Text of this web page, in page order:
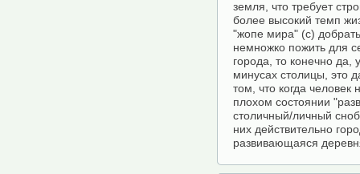
земля, что требует
более высокий темп
"жопе мира" (с)
немножко пожить для
города, то конечно
минусах столицы, это
том, что когда
плохом состоянии
столичный/личный
них действительно
развивающаяся